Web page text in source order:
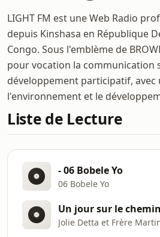
LIGHT FM est une Web Radio
depuis Kinshasa en République
Congo. Sous l'emblème de
pour vocation la communication
développement participatif, avec
l'environnement et le
Liste de Lecture
- 06 Bobele Yo
06 Bobele Yo
Un jour sur le chemin
Jolie Detta et Frère